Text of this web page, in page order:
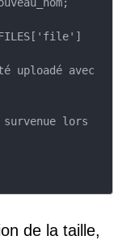
de la taille,